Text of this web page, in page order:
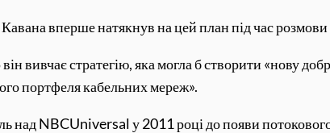
вперше натякнув на цей план під час розмови
вивчає стратегію, яка могла б створити «нову
портфеля кабельних мереж».
над NBCUniversal у 2011 році до появи